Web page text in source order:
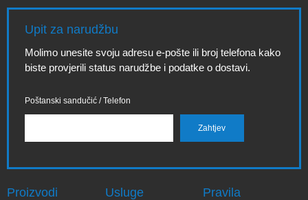
Upit za narudžbu
Molimo unesite svoju adresu e-pošte ili broj telefona kako
biste provjerili status narudžbe i podatke o dostavi.
Poštanski sandučić / Telefon
Proizvodi Usluge Pravila